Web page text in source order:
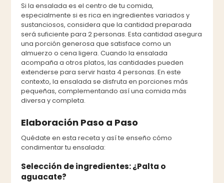
Si la ensalada es el centro de tu comida,
especialmente si es rica en ingredientes variados y
sustanciosos, considera que la cantidad preparada
será suficiente para 2 personas. Esta cantidad asegura
una porción generosa que satisface como un
almuerzo o cena ligera. Cuando la ensalada
acompaña a otros platos, las cantidades pueden
extenderse para servir hasta 4 personas. En este
contexto, la ensalada se disfruta en porciones más
pequeñas, complementando así una comida más
diversa y completa.
Elaboración Paso a Paso
Quédate en esta receta y así te enseño cómo
condimentar tu ensalada:
Selección de ingredientes: ¿Palta o
aguacate?